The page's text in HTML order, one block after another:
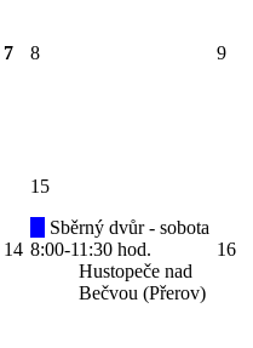
7 8 9
14
15
Sběrný dvůr - sobota
8:00-11:30 hod.
Hustopeče nad
Bečvou (Přerov)
16